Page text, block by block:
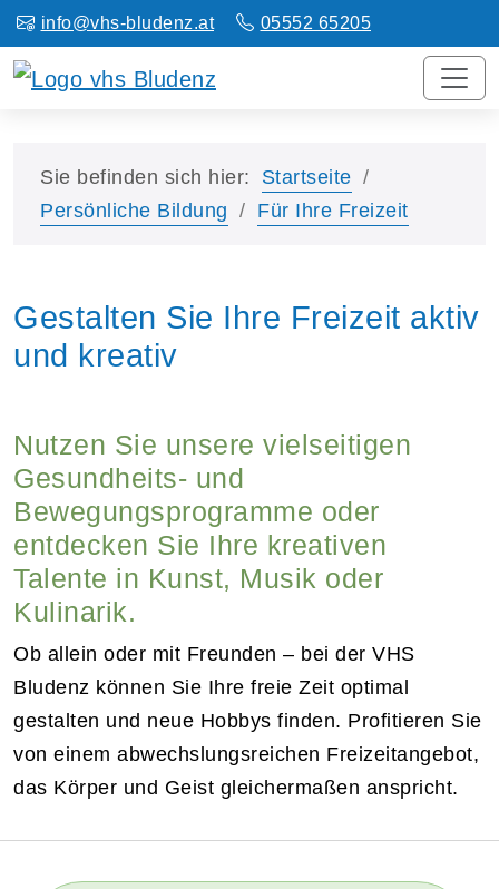
info@vhs-bludenz.at 05552 65205
Sie befinden sich hier:
Startseite
Persönliche Bildung
Für Ihre Freizeit
Gestalten Sie Ihre Freizeit aktiv
und kreativ
Nutzen Sie unsere vielseitigen
Gesundheits- und
Bewegungsprogramme oder
entdecken Sie Ihre kreativen
Talente in Kunst, Musik oder
Kulinarik.
Ob allein oder mit Freunden – bei der VHS
Bludenz können Sie Ihre freie Zeit optimal
gestalten und neue Hobbys finden. Profitieren Sie
von einem abwechslungsreichen Freizeitangebot,
das Körper und Geist gleichermaßen anspricht.